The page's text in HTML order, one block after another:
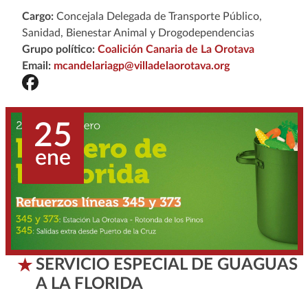
Cargo: Concejala Delegada de Transporte Público,
Sanidad, Bienestar Animal y Drogodependencias
Grupo político: Coalición Canaria de La Orotava
Email: mcandelariagp@villadelaorotava.org
25
ene
SERVICIO ESPECIAL DE GUAGUAS
A LA FLORIDA